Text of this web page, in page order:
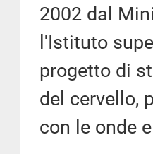
2002 dal
l'Istituto
progetto di
del cervello,
con le onde